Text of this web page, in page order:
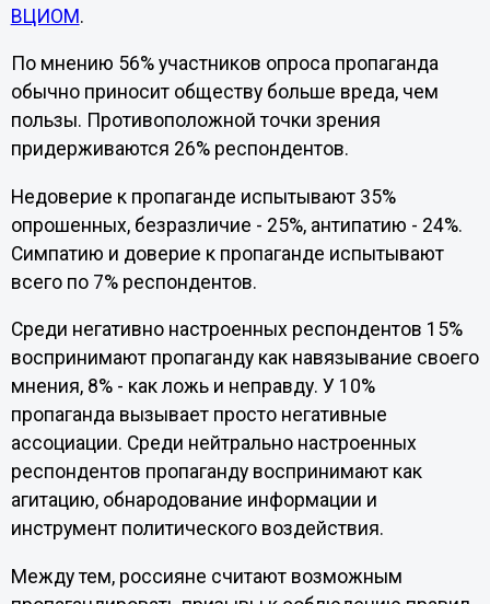
ВЦИОМ.
По мнению 56% участников опроса пропаганда
обычно приносит обществу больше вреда, чем
пользы. Противоположной точки зрения
придерживаются 26% респондентов.
Недоверие к пропаганде испытывают 35%
опрошенных, безразличие - 25%, антипатию - 24%.
Симпатию и доверие к пропаганде испытывают
всего по 7% респондентов.
Среди негативно настроенных респондентов 15%
воспринимают пропаганду как навязывание своего
мнения, 8% - как ложь и неправду. У 10%
пропаганда вызывает просто негативные
ассоциации. Среди нейтрально настроенных
респондентов пропаганду воспринимают как
агитацию, обнародование информации и
инструмент политического воздействия.
Между тем, россияне считают возможным